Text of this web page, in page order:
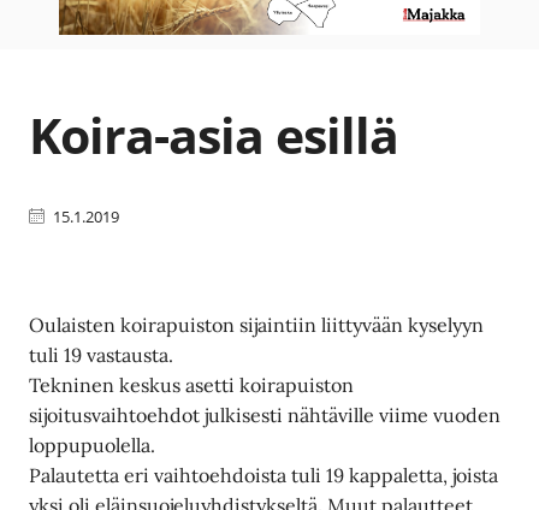
Koira-asia esillä
15.1.2019
Oulaisten koirapuiston sijaintiin liittyvään kyselyyn
tuli 19 vastausta.
Tekninen keskus asetti koirapuiston
sijoitusvaihtoehdot julkisesti nähtäville viime vuoden
loppupuolella.
Palautetta eri vaihtoehdoista tuli 19 kappaletta, joista
yksi oli eläinsuojeluyhdistykseltä. Muut palautteet